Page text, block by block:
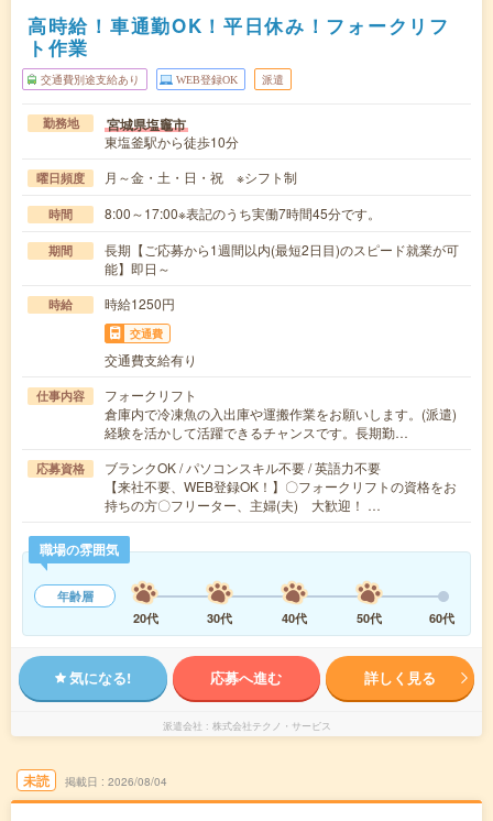
高時給！車通勤OK！平日休み！フォークリフ
ト作業
交通費別途支給あり WEB登録OK 派遣
勤務地 宮城県塩竈市
東塩釜駅から徒歩10分
曜日頻度 月～金・土・日・祝 ※シフト制
時間 8:00～17:00※表記のうち実働7時間45分です。
期間
長期【ご応募から1週間以内(最短2日目)のスピード就業が可
能】即日～
時給 時給1250円
交通費
交通費支給有り
仕事内容
フォークリフト
倉庫内で冷凍魚の入出庫や運搬作業をお願いします。(派遣)
経験を活かして活躍できるチャンスです。長期勤…
応募資格
ブランクOK / パソコンスキル不要 / 英語力不要
【来社不要、WEB登録OK！】〇フォークリフトの資格をお
持ちの方〇フリーター、主婦(夫) 大歓迎！ …
職場の雰囲気
年齢層
20代
30代 40代 50代 60代
気になる! 応募へ進む 詳しく見る
派遣会社 株式会社テクノ・サービス
未読 掲載日 2026/08/04